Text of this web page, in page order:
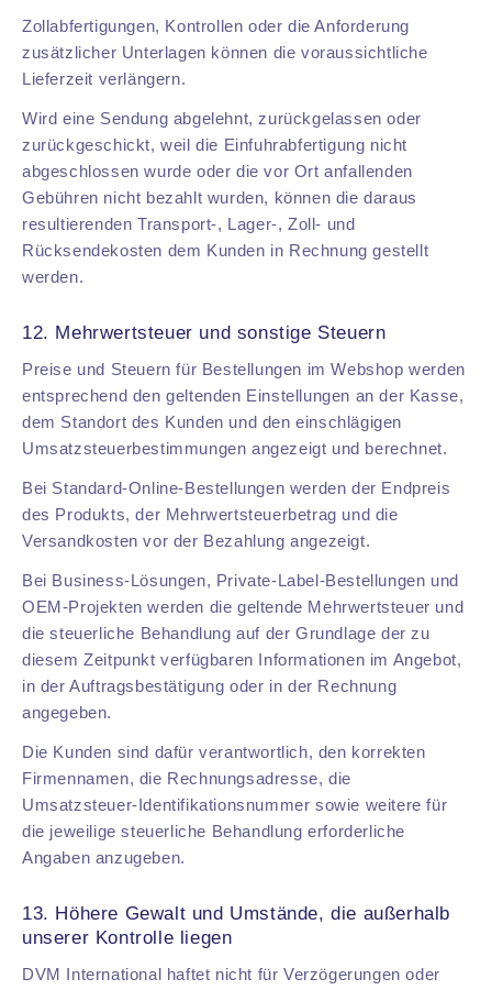
Zollabfertigungen, Kontrollen oder die Anforderung
zusätzlicher Unterlagen können die voraussichtliche
Lieferzeit verlängern.
Wird eine Sendung abgelehnt, zurückgelassen oder
zurückgeschickt, weil die Einfuhrabfertigung nicht
abgeschlossen wurde oder die vor Ort anfallenden
Gebühren nicht bezahlt wurden, können die daraus
resultierenden Transport-, Lager-, Zoll- und
Rücksendekosten dem Kunden in Rechnung gestellt
werden.
12. Mehrwertsteuer und sonstige Steuern
Preise und Steuern für Bestellungen im Webshop werden
entsprechend den geltenden Einstellungen an der Kasse,
dem Standort des Kunden und den einschlägigen
Umsatzsteuerbestimmungen angezeigt und berechnet.
Bei Standard-Online-Bestellungen werden der Endpreis
des Produkts, der Mehrwertsteuerbetrag und die
Versandkosten vor der Bezahlung angezeigt.
Bei Business-Lösungen, Private-Label-Bestellungen und
OEM-Projekten werden die geltende Mehrwertsteuer und
die steuerliche Behandlung auf der Grundlage der zu
diesem Zeitpunkt verfügbaren Informationen im Angebot,
in der Auftragsbestätigung oder in der Rechnung
angegeben.
Die Kunden sind dafür verantwortlich, den korrekten
Firmennamen, die Rechnungsadresse, die
Umsatzsteuer-Identifikationsnummer sowie weitere für
die jeweilige steuerliche Behandlung erforderliche
Angaben anzugeben.
13. Höhere Gewalt und Umstände, die außerhalb
unserer Kontrolle liegen
DVM International haftet nicht für Verzögerungen oder